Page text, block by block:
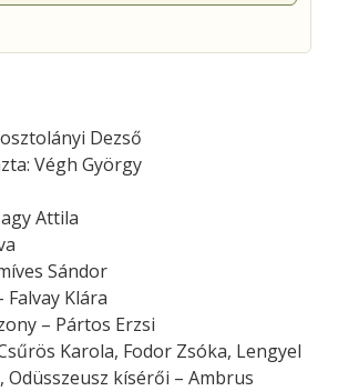
Dezső
Végh György
Attila
Sándor
Falvay Klára
– Pártos Erzsi
Karola, Fodor Zsóka, Lengyel
Odüsszeusz kísérői – Ambrus